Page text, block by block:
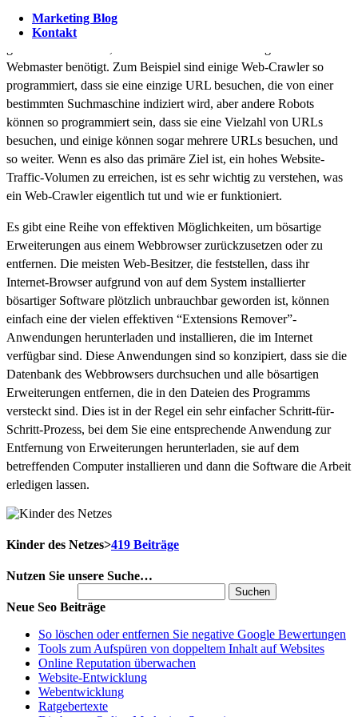
Marketing Blog
Kontakt
und ein Web-Crawler kann so programmiert werden, dass er eine
beliebige Anzahl von Aufgaben ausführt, was es schwierig macht,
Webmaster benötigt. Zum Beispiel sind einige Web-Crawler so
programmiert, dass sie eine einzige URL besuchen, die von einer
bestimmten Suchmaschine indiziert wird, aber andere Robots
können so programmiert sein, dass sie eine Vielzahl von URLs
besuchen, und einige können sogar mehrere URLs besuchen, und
so weiter. Wenn es also das primäre Ziel ist, ein hohes Website-
Traffic-Volumen zu erreichen, ist es sehr wichtig zu verstehen, was
ein Web-Crawler eigentlich tut und wie er funktioniert.
Es gibt eine Reihe von effektiven Möglichkeiten, um bösartige
Erweiterungen aus einem Webbrowser zurückzusetzen oder zu
entfernen. Die meisten Web-Besitzer, die feststellen, dass ihr
Internet-Browser aufgrund von auf dem System installierter
bösartiger Software plötzlich unbrauchbar geworden ist, können
einfach eine der vielen effektiven “Extensions Remover”-
Anwendungen herunterladen und installieren, die im Internet
verfügbar sind. Diese Anwendungen sind so konzipiert, dass sie die
Datenbank des Webbrowsers durchsuchen und alle bösartigen
Erweiterungen entfernen, die in den Dateien des Programms
versteckt sind. Dies ist in der Regel ein sehr einfacher Schritt-für-
Schritt-Prozess, bei dem Sie eine entsprechende Anwendung zur
Entfernung von Erweiterungen herunterladen, sie auf dem
betreffenden Computer installieren und dann die Software die Arbeit
erledigen lassen.
Kinder des Netzes>419 Beiträge
Nutzen Sie unsere Suche…
Neue Seo Beiträge
So löschen oder entfernen Sie negative Google Bewertungen
Tools zum Aufspüren von doppeltem Inhalt auf Websites
Online Reputation überwachen
Website-Entwicklung
Webentwicklung
Ratgebertexte